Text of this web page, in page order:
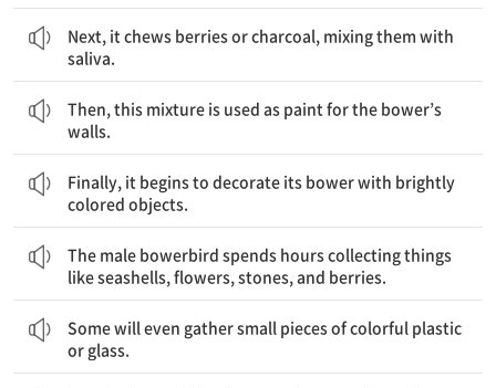
Next, it chews berries or charcoal, mixing them with
saliva.
Then, this mixture is used as paint for the bower’s
walls.
Finally, it begins to decorate its bower with brightly
colored objects.
The male bowerbird spends hours collecting things
like seashells, flowers, stones, and berries.
Some will even gather small pieces of colorful plastic
or glass.